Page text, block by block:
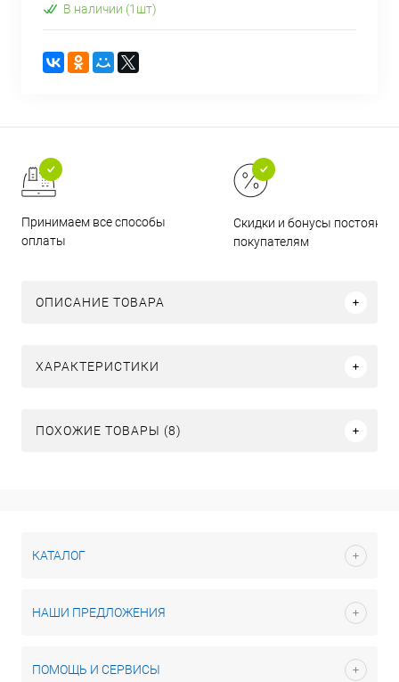
В наличии (1шт)
Принимаем все способы
оплаты
Скидки и бонусы
покупателям
ОПИСАНИЕ ТОВАРА
ХАРАКТЕРИСТИКИ
ПОХОЖИЕ ТОВАРЫ (8)
КАТАЛОГ
НАШИ ПРЕДЛОЖЕНИЯ
ПОМОЩЬ И СЕРВИСЫ